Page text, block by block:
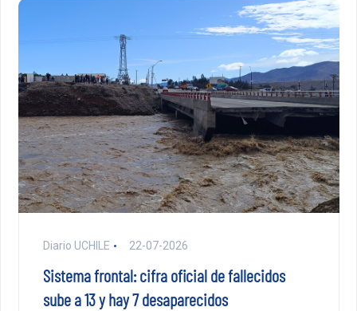
Diario UCHILE 22-07-2026
Sistema frontal: cifra oficial de fallecidos
sube a 13 y hay 7 desaparecidos